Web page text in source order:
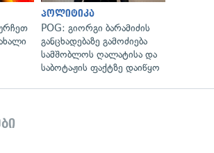
პოლიტიკა
POG: გიორგი ბარამიძის
განცხადებაზე გამოძიება
სამშობლოს ღალატისა და
საბოტაჟის ფაქტზე დაიწყო